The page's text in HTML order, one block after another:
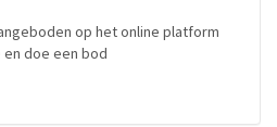
op het online platform
doe een bod